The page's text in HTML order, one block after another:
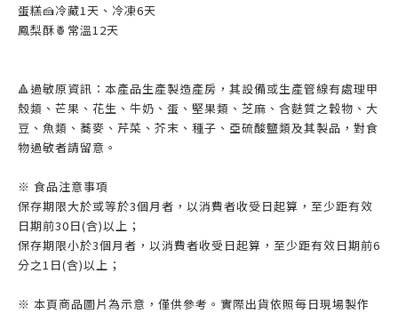
蛋糕🍰冷藏1天、冷凍6天
鳳梨酥🍍常溫12天
🔺過敏原資訊：本產品生產製造產房，其設備或生產管線有處理甲
殼類、芒果、花生、牛奶、蛋、堅果類、芝麻、含麩質之穀物、大
豆、魚類、蕎麥、芹菜、芥末、種子、亞硫酸鹽類及其製品，對食
物過敏者請留意。
※ 食品注意事項
保存期限大於或等於3個月者，以消費者收受日起算，至少距有效
日期前30日(含)以上；
保存期限小於3個月者，以消費者收受日起算，至少距有效日期前6
分之1日(含)以上；
※ 本頁商品圖片為示意，僅供參考。實際出貨依照每日現場製作